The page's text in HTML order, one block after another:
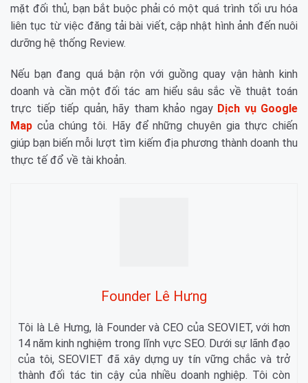
mặt đối thủ, bạn bắt buộc phải có một quá trình tối ưu hóa
liên tục từ việc đăng tải bài viết, cập nhật hình ảnh đến nuôi
dưỡng hệ thống Review.
Nếu bạn đang quá bận rộn với guồng quay vận hành kinh
doanh và cần một đối tác am hiểu sâu sắc về thuật toán
trực tiếp tiếp quản, hãy tham khảo ngay Dịch vụ Google
Map của chúng tôi. Hãy để những chuyên gia thực chiến
giúp bạn biến mỗi lượt tìm kiếm địa phương thành doanh thu
thực tế đổ về tài khoản.
Founder Lê Hưng
Tôi là Lê Hưng, là Founder và CEO của SEOVIET, với hơn
14 năm kinh nghiệm trong lĩnh vực SEO. Dưới sự lãnh đạo
của tôi, SEOVIET đã xây dựng uy tín vững chắc và trở
thành đối tác tin cậy của nhiều doanh nghiệp. Tôi còn